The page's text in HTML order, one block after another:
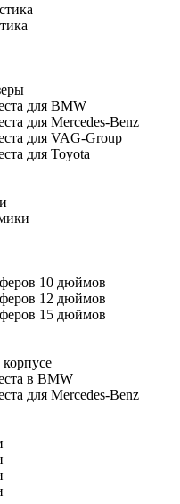
для BMW
для Mercedes-Benz
для VAG-Group
для Toyota
10 дюймов
12 дюймов
15 дюймов
в BMW
для Mercedes-Benz